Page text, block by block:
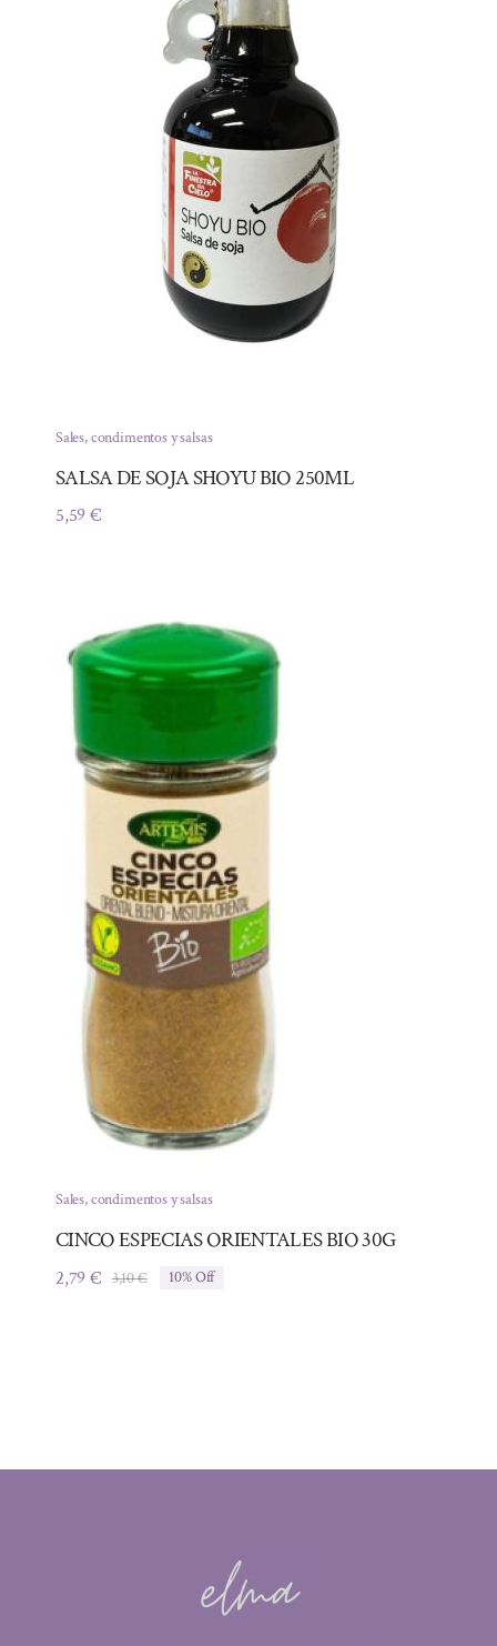
Sales, condimentos y salsas
SALSA DE SOJA SHOYU BIO 250ML
5,59€
Sales, condimentos y salsas
CINCO ESPECIAS ORIENTALES BIO 30G
3,10€El
2,79€
El
10% Off